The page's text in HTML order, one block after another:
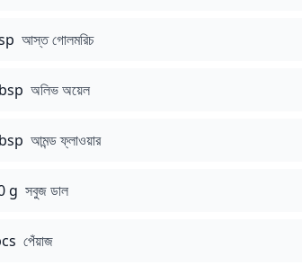
আস্ত গোলমরিচ
অলিভ অয়েল
আমন্ড ফ্লাওয়ার
g সবুজ ডাল
পেঁয়াজ